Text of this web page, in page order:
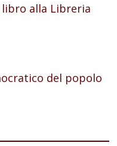
libro alla Libreria
del popolo